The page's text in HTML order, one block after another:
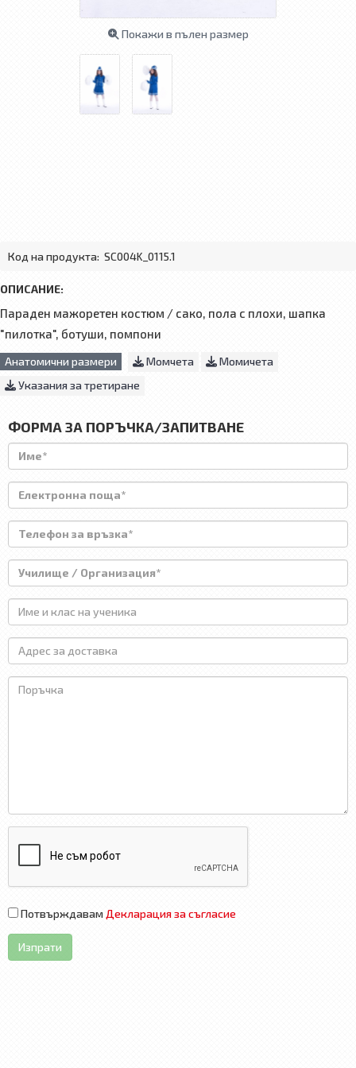
Покажи в пълен размер
Код на продукта: SC004K_0115.1
ОПИСАНИЕ:
Параден мажоретен костюм / сако, пола с плохи, шапка
"пилотка", ботуши, помпони
Анатомични размери Момчета
Момичета
Указания за третиране
ФОРМА ЗА ПОРЪЧКА/ЗАПИТВАНЕ
Потвърждавам Декларация за съгласие
Изпрати